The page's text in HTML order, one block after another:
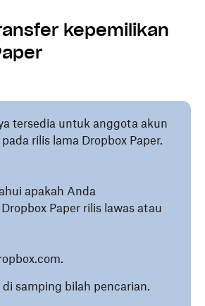
kepemilikan
tersedia untuk anggota akun
rilis lama Dropbox Paper.
apakah Anda
Paper rilis lawas atau
di samping bilah pencarian.